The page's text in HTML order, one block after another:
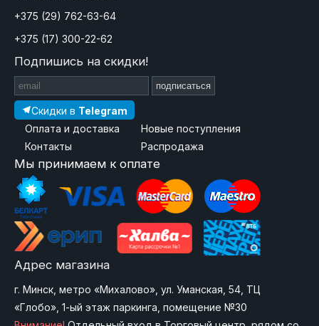
+375 (29) 762-63-64
+375 (17) 300-22-62
Подпишись на скидки!
подписаться
Скидки в Telegram
Оплата и доставка
Контакты
Новые поступления
Распродажа
Мы принимаем к оплате
Адрес магазина
г. Минск, метро «Михалово», ул. Уманская, 54, ТЦ
«Глобо», 1-ый этаж паркинга, помещение №30